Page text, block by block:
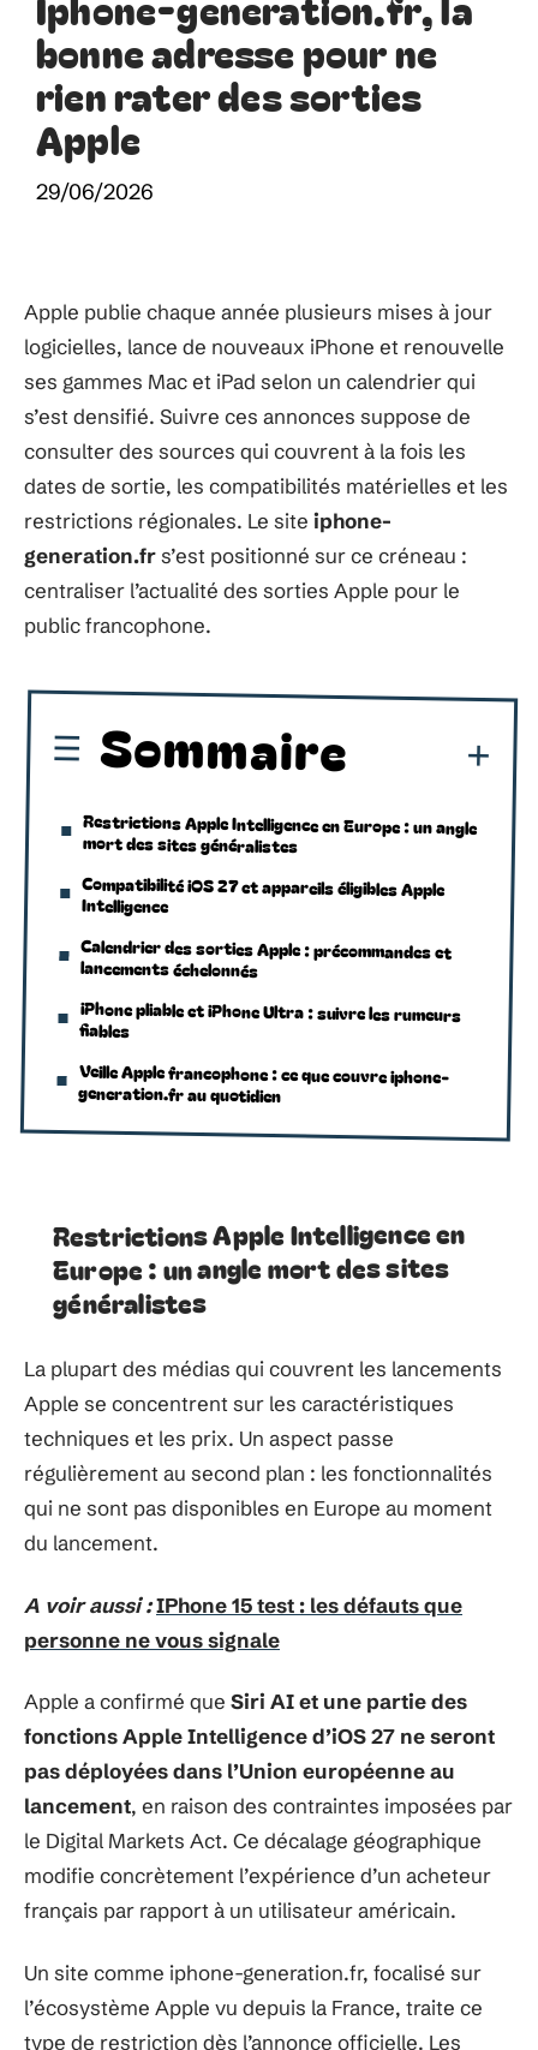
bonne adresse pour ne
rien rater des sorties
Apple
29/06/2026
Apple publie chaque année plusieurs mises à jour
logicielles, lance de nouveaux iPhone et renouvelle
ses gammes Mac et iPad selon un calendrier qui
s’est densifié. Suivre ces annonces suppose de
consulter des sources qui couvrent à la fois les
dates de sortie, les compatibilités matérielles et les
restrictions régionales. Le site iphone-
generation.frs’est positionné sur ce créneau :
centraliser l’actualité des sorties Apple pour le
public francophone.
Sommaire
Restrictions Apple Intelligence en Europe : un angle
mort des sites généralistes
Compatibilité iOS 27 et appareils éligibles Apple
Intelligence
Calendrier des sorties Apple : précommandes et
lancements échelonnés
iPhone pliable et iPhone Ultra : suivre les rumeurs
fiables
Veille Apple francophone : ce que couvre iphone-
generation.fr au quotidien
Restrictions Apple Intelligence en
Europe : un angle mort des sites
généralistes
La plupart des médias qui couvrent les lancements
Apple se concentrent sur les caractéristiques
techniques et les prix. Un aspect passe
régulièrement au second plan : les fonctionnalités
qui ne sont pas disponibles en Europe au moment
du lancement.
A voir aussi :IPhone 15 test : les défauts que
personne ne vous signale
Apple a confirmé que Siri AI et une partie des
fonctions Apple Intelligence d’iOS 27 ne seront
pas déployées dans l’Union européenne au
lancement, en raison des contraintes imposées par
le Digital Markets Act. Ce décalage géographique
modifie concrètement l’expérience d’un acheteur
français par rapport à un utilisateur américain.
Un site comme iphone-generation.fr, focalisé sur
l’écosystème Apple vu depuis la France, traite ce
type de restriction dès l’annonce officielle. Les